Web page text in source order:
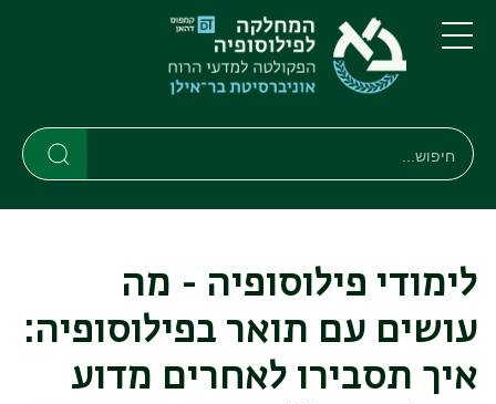
דילוג
לתוכן
העיקרי
דילוג
לתפריט
ניווט
ראשי
תפריט
חיפוש
חיפוש
לימודי פילוסופיה - מה
עושים עם תואר בפילוסופיה:
איך תסבירו לאחרים מדוע